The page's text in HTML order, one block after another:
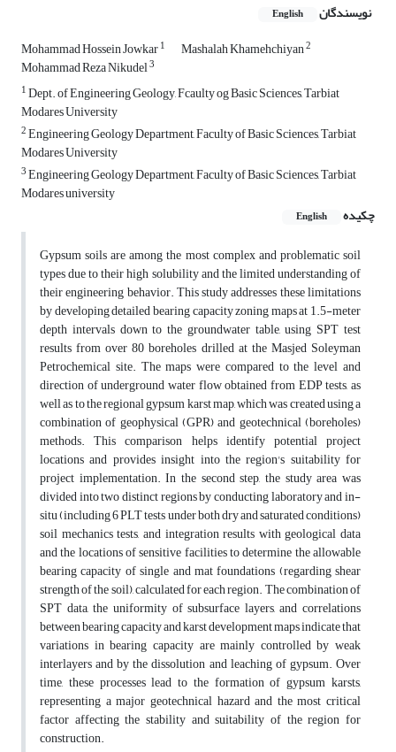
نویسندگان English
Mohammad Hossein Jowkar1 Mashalah Khamehchiyan2
Mohammad Reza Nikudel3
1Dept. of Engineering Geology, Fcaulty og Basic Sciences, Tarbiat
Modares University
2Engineering Geology Department, Faculty of Basic Sciences, Tarbiat
Modares University
3Engineering Geology Department, Faculty of Basic Sciences, Tarbiat
Modares university
چکیده
English
Gypsum soils are among the most complex and problematic soil
types due to their high solubility and the limited understanding of
their engineering behavior. This study addresses these limitations
by developing detailed bearing capacity zoning maps at 1.5-meter
depth intervals down to the groundwater table, using SPT test
results from over 80 boreholes drilled at the Masjed Soleyman
Petrochemical site. The maps were compared to the level and
direction of underground water flow obtained from EDP tests, as
well as to the regional gypsum karst map, which was created using a
combination of geophysical (GPR) and geotechnical (boreholes)
methods. This comparison helps identify potential project
locations and provides insight into the region's suitability for
project implementation. In the second step, the study area was
divided into two distinct regions by conducting laboratory and in-
situ (including 6 PLT tests under both dry and saturated conditions)
soil mechanics tests, and integration results with geological data
and the locations of sensitive facilities to determine the allowable
bearing capacity of single and mat foundations (regarding shear
strength of the soil), calculated for each region. The combination of
SPT data, the uniformity of subsurface layers, and correlations
between bearing capacity and karst development maps indicate that
variations in bearing capacity are mainly controlled by weak
interlayers and by the dissolution and leaching of gypsum. Over
time, these processes lead to the formation of gypsum karsts,
representing a major geotechnical hazard and the most critical
factor affecting the stability and suitability of the region for
construction.